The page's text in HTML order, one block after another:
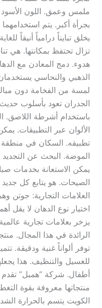
ملمس وعمق. اللون
بجرأة أكبر. يتم
يخلق تبايناً درامياً أنيقاً
تزال تحتفظ بمكانتها. هي
هدوء. دمج المعادن مع
الذهبي والنحاسي
لمسة من الفخامة دون
الجدران تعود بأسلوب
باستخدام أشرطة اللاصق.
الألوان عبر التطبيقات.
تطبيقه. السكان في منطقة
الموضة. البحث عن التجديد
يمكن الاستعانة بخدمات
الصيحات. هو يتابع كل
العلامات التجارية:
اختيار نوع الدهان لا يقل
يزخر بعلامات تجارية
الرائدة في هذا المجال.
توفر ألواناً غنية ودقيقة.
للغسيل والتنظيف. هذا
أطفال. شركة “همبل” تقدم
منتجاتها معروفة بقوة
الكويت يتسم بالحرارة